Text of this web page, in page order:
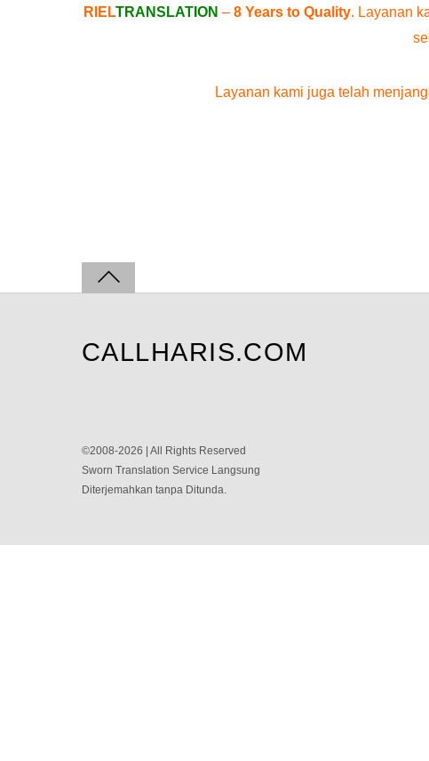
RIELTRANSLATION – 8 Years to Quality. Layanan
Layanan kami juga telah
CALLHARIS.COM
©2008-2026 | All Rights Reserved
Sworn Translation Service Langsung
Diterjemahkan tanpa Ditunda.